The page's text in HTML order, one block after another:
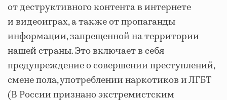
от деструктивного контента в интернете
и видеоиграх, а также от пропаганды
информации, запрещенной на территории
нашей страны. Это включает в себя
предупреждение о совершении преступлений,
смене пола, употреблении наркотиков и ЛГБТ
(В России признано экстремистским